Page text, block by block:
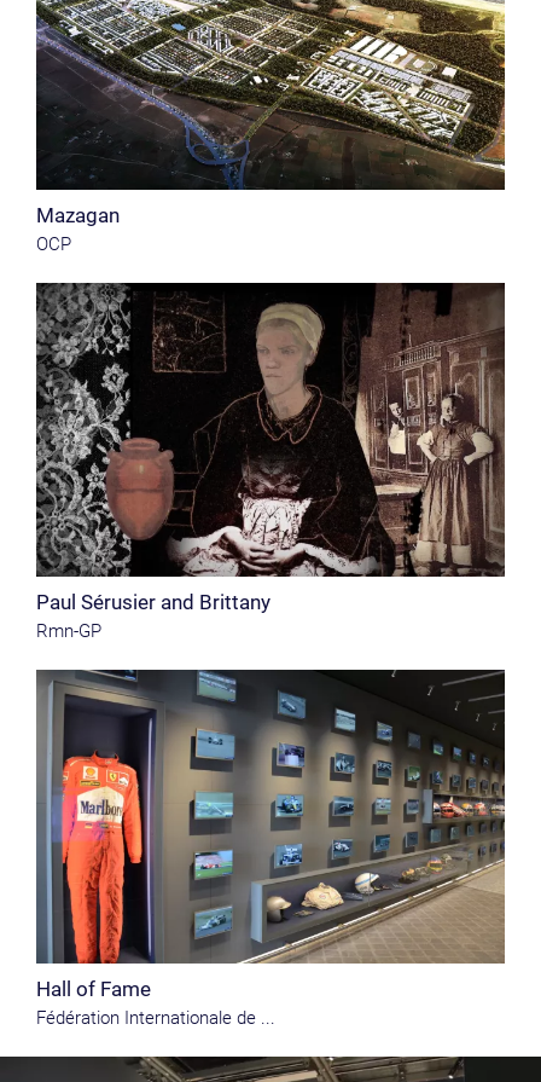
Mazagan
OCP
Paul Sérusier and Brittany
Rmn-GP
Hall of Fame
Fédération Internationale de ...